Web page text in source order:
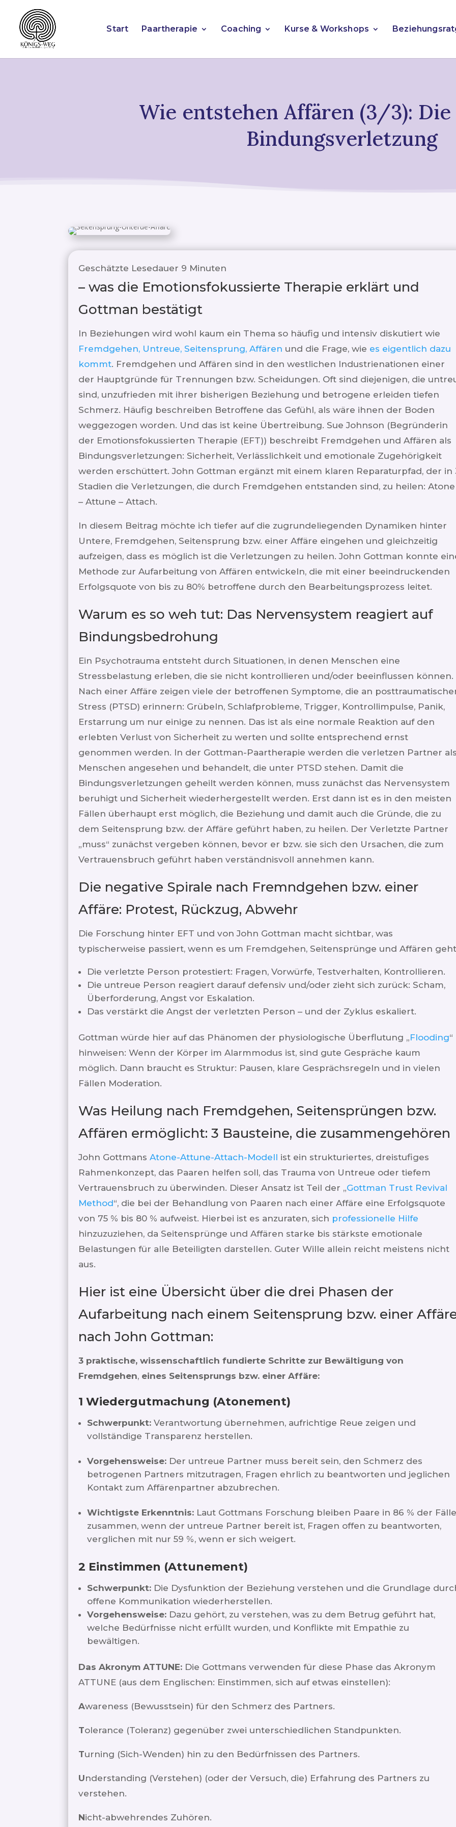
Start Paartherapie Coaching Kurse & Workshops
Wie entstehen Affären (3/3): Die
Bindungsverletzung
Geschätzte Lesedauer 9 Minuten
– was die Emotionsfokussierte Therapie erklärt und
Gottman bestätigt
In Beziehungen wird wohl kaum ein Thema so häufig und intensiv diskutiert wie
Fremdgehen, Untreue, Seitensprung, Affären und die Frage, wie es eigentlich dazu
kommt. Fremdgehen und Affären sind in den westlichen Industrienationen einer
der Hauptgründe für Trennungen bzw. Scheidungen. Oft sind diejenigen, die
sind, unzufrieden mit ihrer bisherigen Beziehung und betrogene erleiden tiefen
Schmerz. Häufig beschreiben Betroffene das Gefühl, als wäre ihnen der Boden
weggezogen worden. Und das ist keine Übertreibung. Sue Johnson (Begründerin
der Emotionsfokussierten Therapie (EFT)) beschreibt Fremdgehen und Affären als
Bindungsverletzungen: Sicherheit, Verlässlichkeit und emotionale Zugehörigkeit
werden erschüttert. John Gottman ergänzt mit einem klaren Reparaturpfad, der in
Stadien die Verletzungen, die durch Fremdgehen entstanden sind, zu heilen: Atone
– Attune – Attach.
In diesem Beitrag möchte ich tiefer auf die zugrundeliegenden Dynamiken hinter
Untere, Fremdgehen, Seitensprung bzw. einer Affäre eingehen und gleichzeitig
aufzeigen, dass es möglich ist die Verletzungen zu heilen. John Gottman konnte
Methode zur Aufarbeitung von Affären entwickeln, die mit einer beeindruckenden
Erfolgsquote von bis zu 80% betroffene durch den Bearbeitungsprozess leitet.
Warum es so weh tut: Das Nervensystem reagiert auf
Bindungsbedrohung
Ein Psychotrauma entsteht durch Situationen, in denen Menschen eine
Stressbelastung erleben, die sie nicht kontrollieren und/oder beeinflussen können.
Nach einer Affäre zeigen viele der betroffenen Symptome, die an
Stress (PTSD) erinnern: Grübeln, Schlafprobleme, Trigger, Kontrollimpulse, Panik,
Erstarrung um nur einige zu nennen. Das ist als eine normale Reaktion auf den
erlebten Verlust von Sicherheit zu werten und sollte entsprechend ernst
genommen werden. In der Gottman-Paartherapie werden die verletzen Partner
Menschen angesehen und behandelt, die unter PTSD stehen. Damit die
Bindungsverletzungen geheilt werden können, muss zunächst das Nervensystem
beruhigt und Sicherheit wiederhergestellt werden. Erst dann ist es in den meisten
Fällen überhaupt erst möglich, die Beziehung und damit auch die Gründe, die zu
dem Seitensprung bzw. der Affäre geführt haben, zu heilen. Der Verletzte Partner
„muss“ zunächst vergeben können, bevor er bzw. sie sich den Ursachen, die zum
Vertrauensbruch geführt haben verständnisvoll annehmen kann.
Die negative Spirale nach Fremndgehen bzw. einer
Affäre: Protest, Rückzug, Abwehr
Die Forschung hinter EFT und von John Gottman macht sichtbar, was
typischerweise passiert, wenn es um Fremdgehen, Seitensprünge und Affären
Die verletzte Person protestiert: Fragen, Vorwürfe, Testverhalten, Kontrollieren.
Die untreue Person reagiert darauf defensiv und/oder zieht sich zurück: Scham,
Überforderung, Angst vor Eskalation.
Das verstärkt die Angst der verletzten Person – und der Zyklus eskaliert.
Gottman würde hier auf das Phänomen der physiologische Überflutung „Flooding“
hinweisen: Wenn der Körper im Alarmmodus ist, sind gute Gespräche kaum
möglich. Dann braucht es Struktur: Pausen, klare Gesprächsregeln und in vielen
Fällen Moderation.
Was Heilung nach Fremdgehen, Seitensprüngen bzw.
Affären ermöglicht: 3 Bausteine, die zusammengehören
John GottmansAtone-Attune-Attach-Modell ist ein strukturiertes, dreistufiges
Rahmenkonzept, das Paaren helfen soll, das Trauma von Untreue oder tiefem
Vertrauensbruch zu überwinden. Dieser Ansatz ist Teil der „Gottman Trust Revival
Method“, die bei der Behandlung von Paaren nach einer Affäre eine Erfolgsquote
von 75 % bis 80 % aufweist. Hierbei ist es anzuraten, sich professionelle Hilfe
hinzuzuziehen, da Seitensprünge und Affären starke bis stärkste emotionale
Belastungen für alle Beteiligten darstellen. Guter Wille allein reicht meistens nicht
aus.
Hier ist eine Übersicht über die drei Phasen der
Aufarbeitung nach einem Seitensprung bzw. einer
nach John Gottman:
3 praktische, wissenschaftlich fundierte Schritte zur Bewältigung von
Fremdgehen, eines Seitensprungs bzw. einer Affäre:
1 Wiedergutmachung (Atonement)
Schwerpunkt: Verantwortung übernehmen, aufrichtige Reue zeigen und
vollständige Transparenz herstellen.
Vorgehensweise: Der untreue Partner muss bereit sein, den Schmerz des
betrogenen Partners mitzutragen, Fragen ehrlich zu beantworten und jeglichen
Kontakt zum Affärenpartner abzubrechen.
Wichtigste Erkenntnis: Laut Gottmans Forschung bleiben Paare in 86 % der
zusammen, wenn der untreue Partner bereit ist, Fragen offen zu beantworten,
verglichen mit nur 59 %, wenn er sich weigert.
2 Einstimmen (Attunement)
Schwerpunkt: Die Dysfunktion der Beziehung verstehen und die Grundlage
offene Kommunikation wiederherstellen.
Vorgehensweise: Dazu gehört, zu verstehen, was zu dem Betrug geführt hat,
welche Bedürfnisse nicht erfüllt wurden, und Konflikte mit Empathie zu
bewältigen.
Das Akronym ATTUNE: Die Gottmans verwenden für diese Phase das Akronym
ATTUNE (aus dem Englischen: Einstimmen, sich auf etwas einstellen):
Awareness (Bewusstsein) für den Schmerz des Partners.
Tolerance (Toleranz) gegenüber zwei unterschiedlichen Standpunkten.
Turning (Sich-Wenden) hin zu den Bedürfnissen des Partners.
Understanding (Verstehen) (oder der Versuch, die) Erfahrung des Partners zu
verstehen.
Nicht-abwehrendes Zuhören.